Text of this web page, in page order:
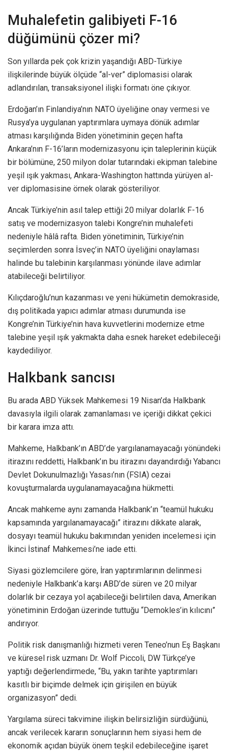
Muhalefetin galibiyeti F-16
düğümünü çözer mi?
Son yıllarda pek çok krizin yaşandığı ABD-Türkiye
ilişkilerinde büyük ölçüde “al-ver” diplomasisi olarak
adlandırılan, transaksiyonel ilişki formatı öne çıkıyor.
Erdoğan’ın Finlandiya’nın NATO üyeliğine onay vermesi ve
Rusya’ya uygulanan yaptırımlara uymaya dönük adımlar
atması karşılığında Biden yönetiminin geçen hafta
Ankara’nın F-16’ların modernizasyonu için taleplerinin küçük
bir bölümüne, 250 milyon dolar tutarındaki ekipman talebine
yeşil ışık yakması, Ankara-Washington hattında yürüyen al-
ver diplomasisine örnek olarak gösteriliyor.
Ancak Türkiye’nin asıl talep ettiği 20 milyar dolarlık F-16
satış ve modernizasyon talebi Kongre’nin muhalefeti
nedeniyle hâlâ rafta. Biden yönetiminin, Türkiye’nin
seçimlerden sonra İsveç’in NATO üyeliğini onaylaması
halinde bu talebinin karşılanması yönünde ilave adımlar
atabileceği belirtiliyor.
Kılıçdaroğlu’nun kazanması ve yeni hükümetin demokraside,
dış politikada yapıcı adımlar atması durumunda ise
Kongre’nin Türkiye’nin hava kuvvetlerini modernize etme
talebine yeşil ışık yakmakta daha esnek hareket edebileceği
kaydediliyor.
Halkbank sancısı
Bu arada ABD Yüksek Mahkemesi 19 Nisan’da Halkbank
davasıyla ilgili olarak zamanlaması ve içeriği dikkat çekici
bir karara imza attı.
Mahkeme, Halkbank’ın ABD’de yargılanamayacağı yönündeki
itirazını reddetti, Halkbank’ın bu itirazını dayandırdığı Yabancı
Devlet Dokunulmazlığı Yasası’nın (FSIA) cezai
kovuşturmalarda uygulanamayacağına hükmetti.
Ancak mahkeme aynı zamanda Halkbank’ın “teamül hukuku
kapsamında yargılanamayacağı” itirazını dikkate alarak,
dosyayı teamül hukuku bakımından yeniden incelemesi için
İkinci İstinaf Mahkemesi’ne iade etti.
Siyasi gözlemcilere göre, İran yaptırımlarının delinmesi
nedeniyle Halkbank’a karşı ABD’de süren ve 20 milyar
dolarlık bir cezaya yol açabileceği belirtilen dava, Amerikan
yönetiminin Erdoğan üzerinde tuttuğu “Demokles’in kılıcını”
andırıyor.
Politik risk danışmanlığı hizmeti veren Teneo’nun Eş Başkanı
ve küresel risk uzmanı Dr. Wolf Piccoli, DW Türkçe’ye
yaptığı değerlendirmede, “Bu, yakın tarihte yaptırımları
kasıtlı bir biçimde delmek için girişilen en büyük
organizasyon” dedi.
Yargılama süreci takvimine ilişkin belirsizliğin sürdüğünü,
ancak verilecek kararın sonuçlarının hem siyasi hem de
ekonomik açıdan büyük önem teşkil edebileceğine işaret